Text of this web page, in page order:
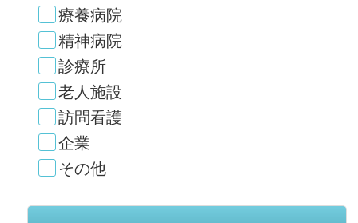
療養病院
精神病院
診療所
老人施設
訪問看護
企業
その他